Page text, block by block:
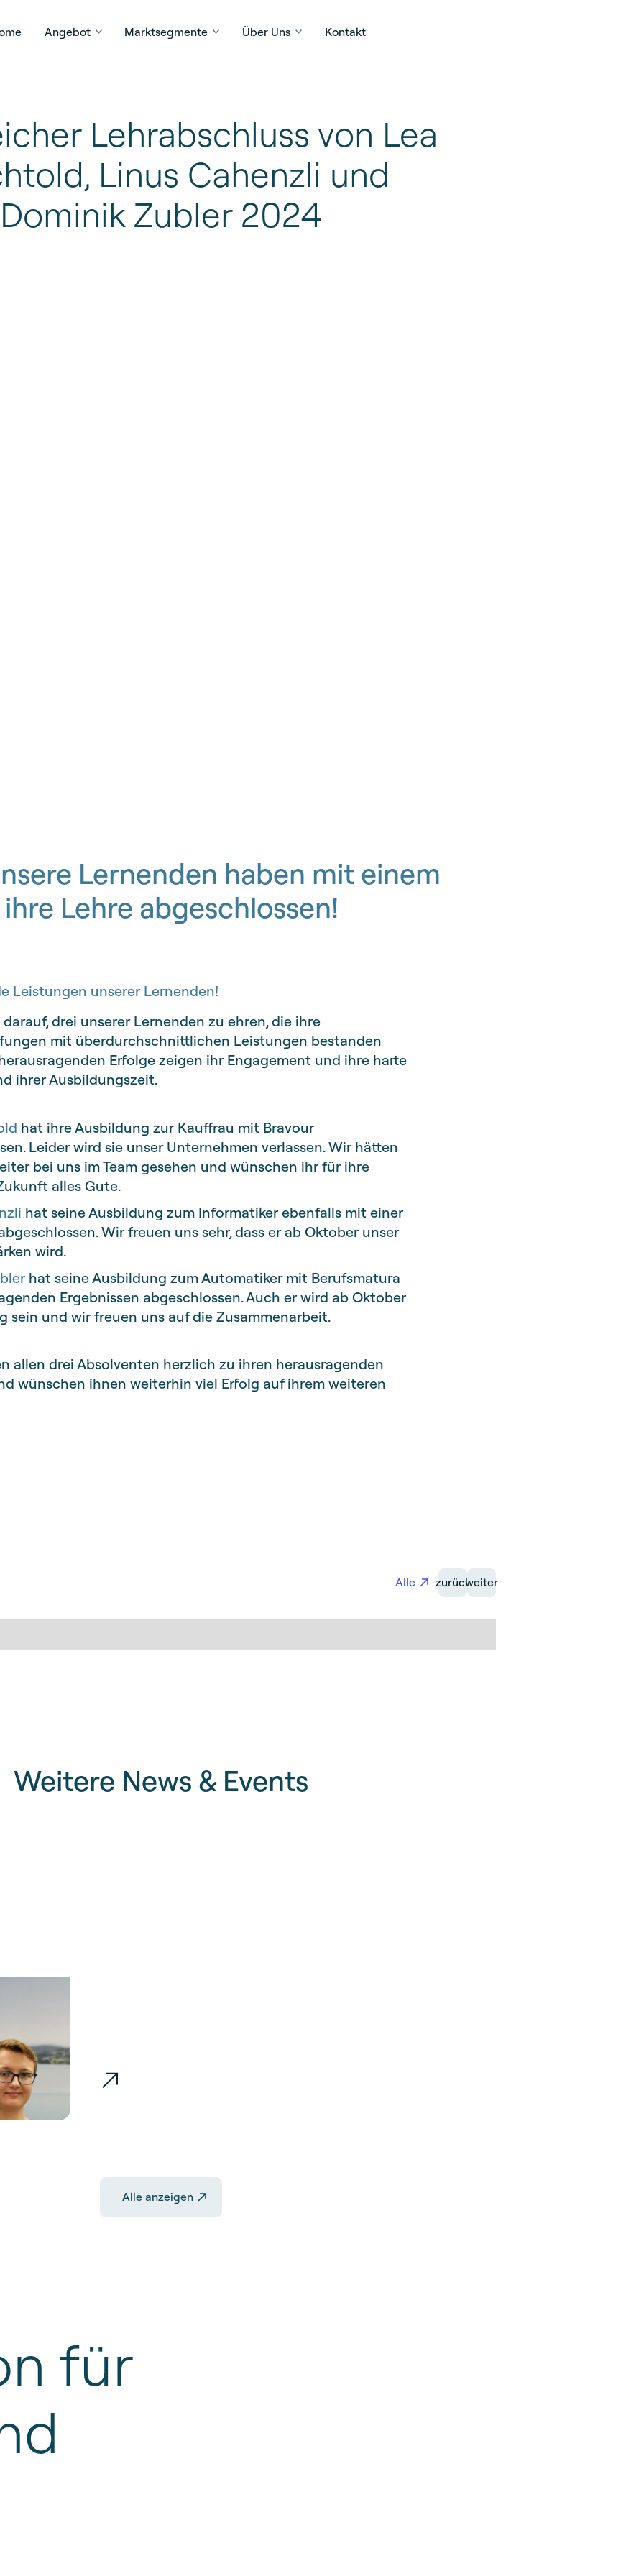
Angebot Marktsegmente Über Uns Kontakt
Lehrabschluss von Lea
Linus Cahenzli und
Dominik Zubler 2024
Lernenden haben mit einem
Lehre abgeschlossen!
Leistungen unserer Lernenden!
drei unserer Lernenden zu ehren, die ihre
mit überdurchschnittlichen Leistungen bestanden
Erfolge zeigen ihr Engagement und ihre harte
ihrer Ausbildungszeit.
hat ihre Ausbildung zur Kauffrau mit Bravour
Leider wird sie unser Unternehmen verlassen. Wir hätten
bei uns im Team gesehen und wünschen ihr für ihre
alles Gute.
hat seine Ausbildung zum Informatiker ebenfalls mit einer
Wir freuen uns sehr, dass er ab Oktober unser
wird.
hat seine Ausbildung zum Automatiker mit Berufsmatura
Ergebnissen abgeschlossen. Auch er wird ab Oktober
sein und wir freuen uns auf die Zusammenarbeit.
allen drei Absolventen herzlich zu ihren herausragenden
wünschen ihnen weiterhin viel Erfolg auf ihrem weiteren
Alle zurückweiter
Weitere News & Events
Alle anzeigen
für